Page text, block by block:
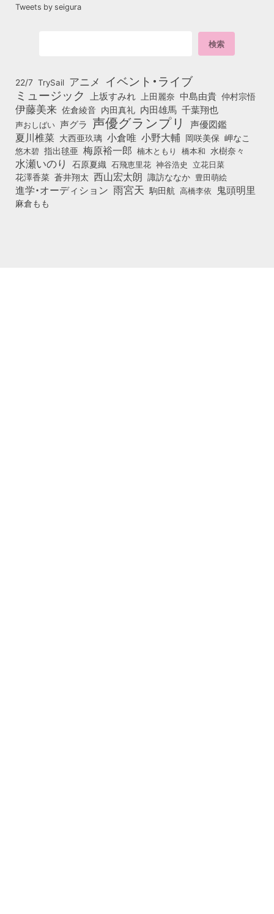
Tweets by seigura
22/7 TrySail アニメ イベント・ライブ
ミュージック 上坂すみれ 上田麗奈 中島由貴 仲村宗悟
伊藤美来 佐倉綾音 内田真礼 内田雄馬 千葉翔也
声おしばい 声グラ 声優グランプリ 声優図鑑
夏川椎菜 大西亜玖璃 小倉唯 小野大輔 岡咲美保 岬なこ
悠木碧 指出毬亜 梅原裕一郎 楠木ともり 橋本和 水樹奈々
水瀬いのり 石原夏織 石飛恵里花 神谷浩史 立花日菜
花澤香菜 蒼井翔太 西山宏太朗 諏訪ななか 豊田萌絵
進学・オーディション 雨宮天 駒田航 高橋李依 鬼頭明里
麻倉もも